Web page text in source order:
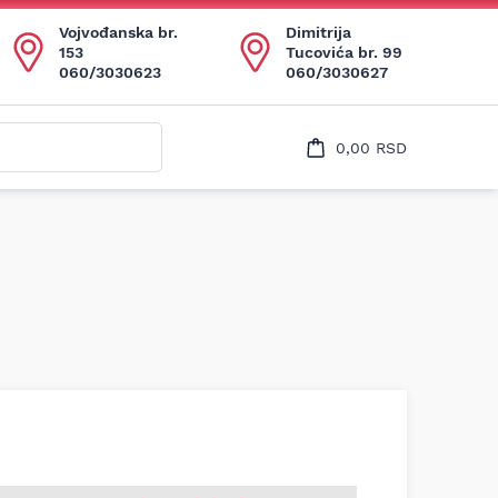
Vojvođanska br.
153
060/3030623
Dimitrija
Tucovića br. 99
060/3030627
0,00 RSD